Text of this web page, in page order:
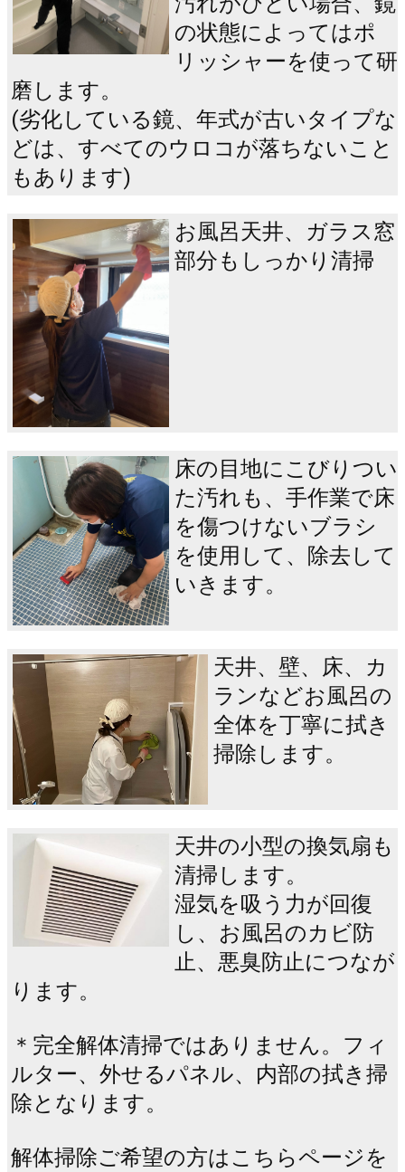
の状態によってはポ
リッシャーを使って研
磨します。
(劣化している鏡、年式が古いタイプな
どは、すべてのウロコが落ちないこと
もあります)
お風呂天井、ガラス窓
部分もしっかり清掃
床の目地にこびりつい
た汚れも、手作業で床
を傷つけないブラシ
を使用して、除去して
いきます。
天井、壁、床、カ
ランなどお風呂の
全体を丁寧に拭き
掃除します。
天井の小型の換気扇も
清掃します。
湿気を吸う力が回復
し、お風呂のカビ防
止、悪臭防止につなが
ります。
＊完全解体清掃ではありません。フィ
ルター、外せるパネル、内部の拭き掃
除となります。
解体掃除ご希望の方はこちらページを